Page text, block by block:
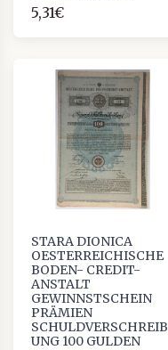
5,31€
STARA DIONICA
OESTERREICHISCHE
BODEN- CREDIT-
ANSTALT
GEWINNSTSCHEIN
PRÄMIEN
SCHULDVERSCHREIB
UNG 100 GULDEN